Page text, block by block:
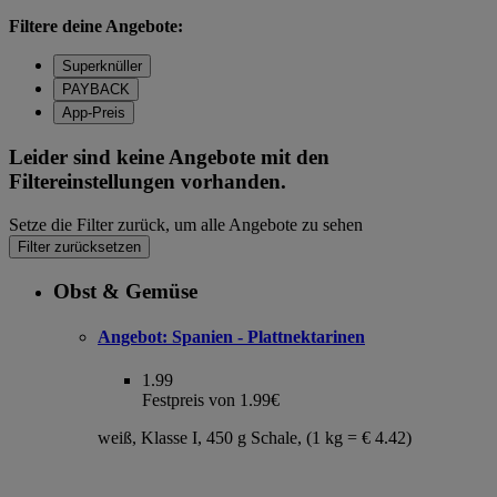
Filtere deine Angebote:
Superknüller
PAYBACK
App-Preis
Leider sind keine Angebote mit den
Filtereinstellungen vorhanden.
Setze die Filter zurück, um alle Angebote zu sehen
Filter zurücksetzen
Obst & Gemüse
Angebot: Spanien - Plattnektarinen
1.99
Festpreis von 1.99€
weiß, Klasse I, 450 g Schale, (1 kg = € 4.42)